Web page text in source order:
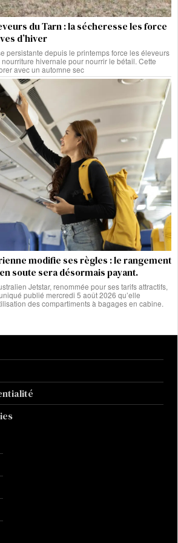
du Tarn : la sécheresse les force
d’hiver
persistante depuis le printemps force les éleveurs
hivernale pour nourrir le bétail. Cette
avec un automne sec
modifie ses règles : le rangement
soute sera désormais payant.
Jetstar, renommée pour ses tarifs attractifs,
publié mercredi 5 août 2026 qu’elle
des compartiments à bagages en cabine.